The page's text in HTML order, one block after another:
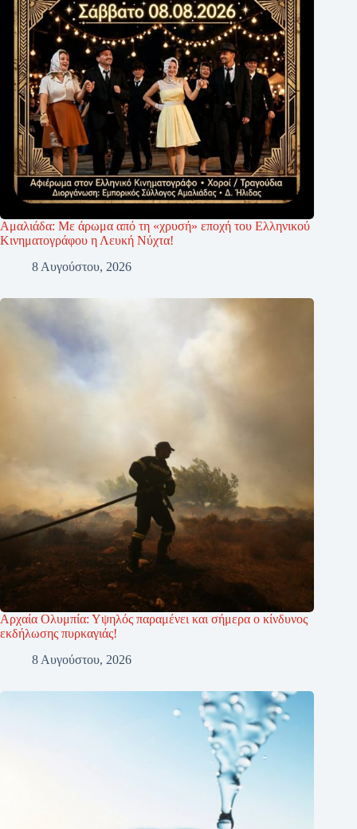
Αμαλιάδα: Με άρωμα από τη «χρυσή» εποχή του Ελληνικού
Κινηματογράφου η Λευκή Νύχτα!
8 Αυγούστου, 2026
Αρχαία Ολυμπία: Υψηλός παραμένει και σήμερα ο κίνδυνος
εκδήλωσης πυρκαγιάς!
8 Αυγούστου, 2026